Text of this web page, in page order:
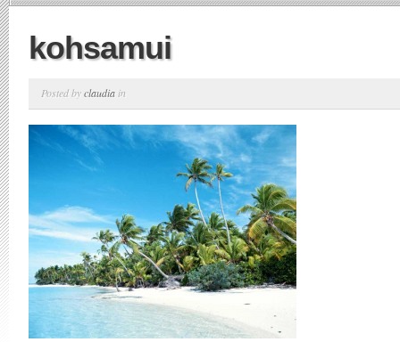
kohsamui
Posted byclaudia in